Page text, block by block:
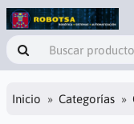
Inicio Categorías